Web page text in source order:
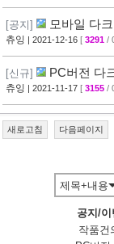
[공지] 모바일 다
츄잉 | 2021-12-16 [ 3291 /
[신규] PC버전 다
츄잉 | 2021-11-17 [ 3155 /
새로고침 다음페이지
제목+내용
공지/이
작품건